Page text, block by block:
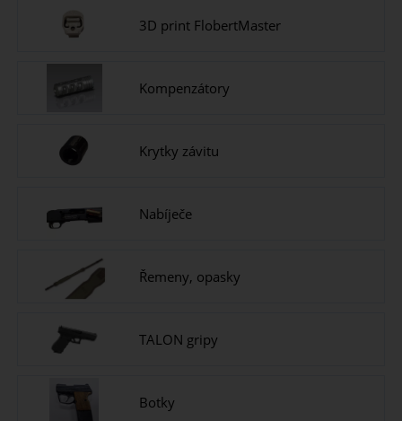
3D print FlobertMaster
Kompenzátory
Krytky závitu
Nabíječe
Řemeny, opasky
TALON gripy
Botky